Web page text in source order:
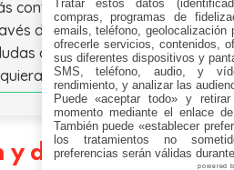
contactar con tus
del campus virtual
o para hacer las
y dietética
Tratar estos datos
compras, programas de
emails, teléfono,
ofrecerle servicios, contenidos,
sus diferentes dispositivos y
SMS, teléfono, audio, y
rendimiento, y analizar las
Puede «aceptar todo» y
momento mediante el enlace
También puede «establecer
los tratamientos no
preferencias serán válidas
powered